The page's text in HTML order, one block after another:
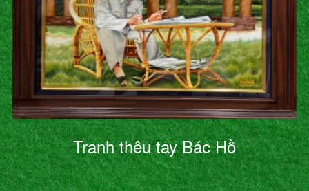
Tranh thêu tay Bác Hồ